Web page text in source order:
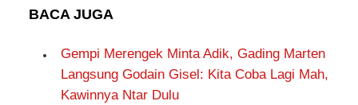
BACA JUGA
Gempi Merengek Minta Adik, Gading Marten
Langsung Godain Gisel: Kita Coba Lagi Mah,
Kawinnya Ntar Dulu